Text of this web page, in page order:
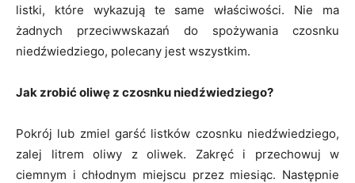
listki, które wykazują te same właściwości. Nie ma
żadnych przeciwwskazań do spożywania czosnku
niedźwiedziego, polecany jest wszystkim.
Jak zrobić oliwę z czosnku niedźwiedziego?
Pokrój lub zmiel garść listków czosnku niedźwiedziego,
zalej litrem oliwy z oliwek. Zakręć i przechowuj w
ciemnym i chłodnym miejscu przez miesiąc. Następnie